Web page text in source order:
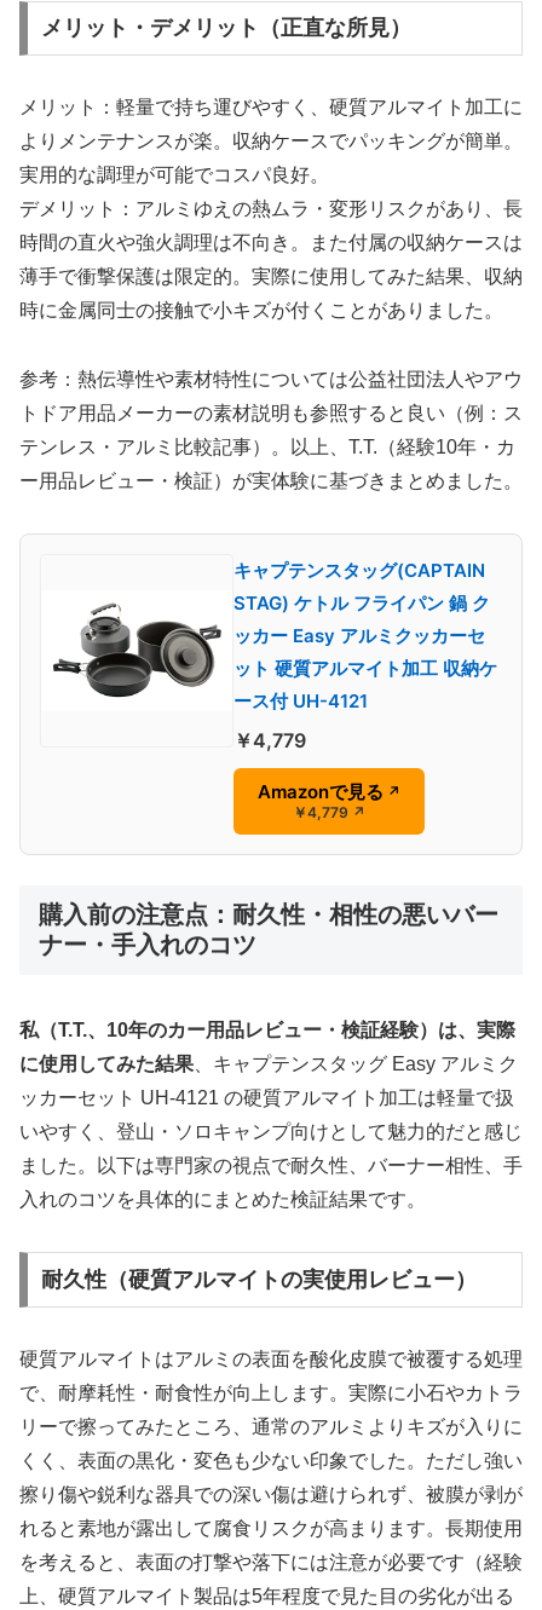
メリット・デメリット（正直な所見）
メリット：軽量で持ち運びやすく、硬質アルマイト加工に
よりメンテナンスが楽。収納ケースでパッキングが簡単。
実用的な調理が可能でコスパ良好。
デメリット：アルミゆえの熱ムラ・変形リスクがあり、長
時間の直火や強火調理は不向き。また付属の収納ケースは
薄手で衝撃保護は限定的。実際に使用してみた結果、収納
時に金属同士の接触で小キズが付くことがありました。
参考：熱伝導性や素材特性については公益社団法人やアウ
トドア用品メーカーの素材説明も参照すると良い（例：ス
テンレス・アルミ比較記事）。以上、T.T.（経験10年・カ
ー用品レビュー・検証）が実体験に基づきまとめました。
キャプテンスタッグ(CAPTAIN
STAG) ケトル フライパン 鍋 ク
ッカー Easy アルミクッカーセ
ット 硬質アルマイト加工 収納ケ
ース付 UH-4121
￥4,779
Amazonで見る ↗
￥4,779 ↗
購入前の注意点：耐久性・相性の悪いバー
ナー・手入れのコツ
私（T.T.、10年のカー用品レビュー・検証経験）は、実際
に使用してみた結果 、キャプテンスタッグ Easy アルミク
ッカーセット UH-4121 の硬質アルマイト加工は軽量で扱
いやすく、登山・ソロキャンプ向けとして魅力的だと感じ
ました。以下は専門家の視点で耐久性、バーナー相性、手
入れのコツを具体的にまとめた検証結果です。
耐久性（硬質アルマイトの実使用レビュー）
硬質アルマイトはアルミの表面を酸化皮膜で被覆する処理
で、耐摩耗性・耐食性が向上します。実際に小石やカトラ
リーで擦ってみたところ、通常のアルミよりキズが入りに
くく、表面の黒化・変色も少ない印象でした。ただし強い
擦り傷や鋭利な器具での深い傷は避けられず、被膜が剥が
れると素地が露出して腐食リスクが高まります。長期使用
を考えると、表面の打撃や落下には注意が必要です（経験
上、硬質アルマイト製品は5年程度で見た目の劣化が出る